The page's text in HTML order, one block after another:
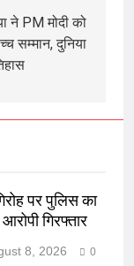
ने PM मोदी को
सम्मान, दुनिया
पर पुलिस का
गिरफ्तार
8, 2026 0